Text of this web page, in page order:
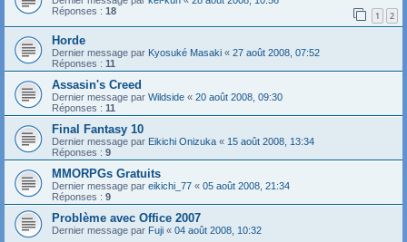
Réponses : 18 1 2
Horde
Dernier message par Kyosuké Masaki « 27 août 2008, 07:52
Réponses : 11
Assasin's Creed
Dernier message par Wildside « 20 août 2008, 09:30
Réponses : 11
Final Fantasy 10
Dernier message par Eikichi Onizuka « 15 août 2008, 13:34
Réponses : 9
MMORPGs Gratuits
Dernier message par eikichi_77 « 05 août 2008, 21:34
Réponses : 9
Problème avec Office 2007
Dernier message par Fuji « 04 août 2008, 10:32